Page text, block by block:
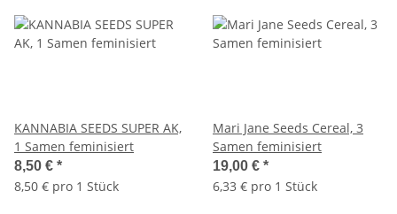
KANNABIA SEEDS SUPER AK,
1 Samen feminisiert
8,50 € *
8,50 € pro 1 Stück
Mari Jane Seeds Cereal, 3
Samen feminisiert
19,00 € *
6,33 € pro 1 Stück